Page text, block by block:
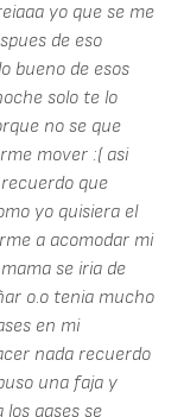
yo que se me
de eso
bueno de esos
solo te lo
no se que
mover :( asi
que
yo quisiera el
a acomodar mi
se iria de
o.o tenia mucho
en mi
nada recuerdo
una faja y
gases se